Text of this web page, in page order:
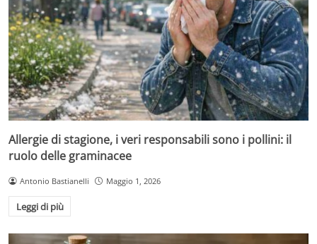
Allergie di stagione, i veri responsabili sono i pollini: il
ruolo delle graminacee
Antonio Bastianelli Maggio 1, 2026
Leggi di più